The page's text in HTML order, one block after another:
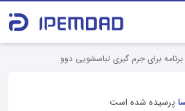
برنامه برای جرم گیری لباسشویی دوو
پرسیده شده است